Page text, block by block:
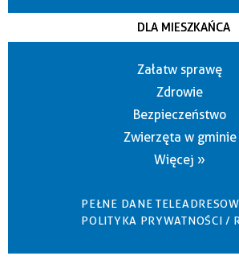
DLA MIESZKAŃCA
Załatw sprawę
Zdrowie
Bezpieczeństwo
Zwierzęta w gminie
Więcej »
PEŁNE DANE
POLITYKA PRYWATNOŚCI /